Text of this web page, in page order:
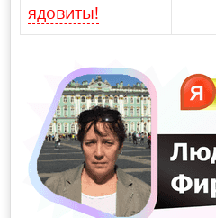
ядовиты!